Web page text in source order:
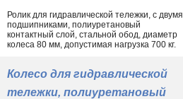
Ролик для гидравлической тележки, с двумя
подшипниками, полиуретановый
контактный слой, стальной обод, диаметр
колеса 80 мм, допустимая нагрузка 700 кг.
Колесо для гидравлической
тележки, полиуретановый